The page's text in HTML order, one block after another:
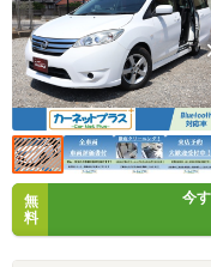
無
料
今